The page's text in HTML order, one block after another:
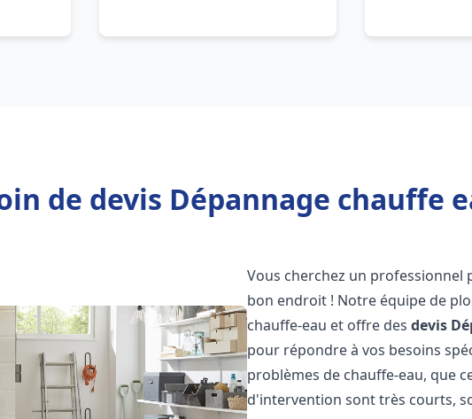
de devis Dépannage chauffe
Vous cherchez un professionnel
bon endroit ! Notre équipe de
chauffe-eau et offre desdevis
pour répondre à vos besoins
problèmes de chauffe-eau, que
d'intervention sont très courts,